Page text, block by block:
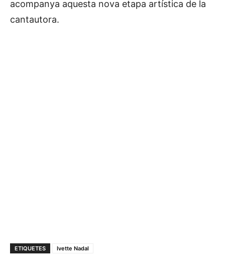
acompanya aquesta nova etapa artística de la
cantautora.
ETIQUETES Ivette Nadal